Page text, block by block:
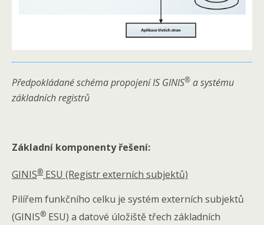
Předpokládané schéma propojení IS GINIS® a systému
základních registrů
Základní komponenty řešení:
GINIS® ESU (Registr externích subjektů)
Pilířem funkčního celku je systém externích subjektů
(GINIS® ESU) a datové úložiště třech základních